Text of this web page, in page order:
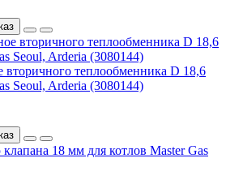
вторичного теплообменника D 18,6
Seoul, Arderia (3080144)